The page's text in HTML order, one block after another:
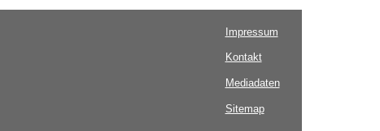
Impressum
Kontakt
Mediadaten
Sitemap